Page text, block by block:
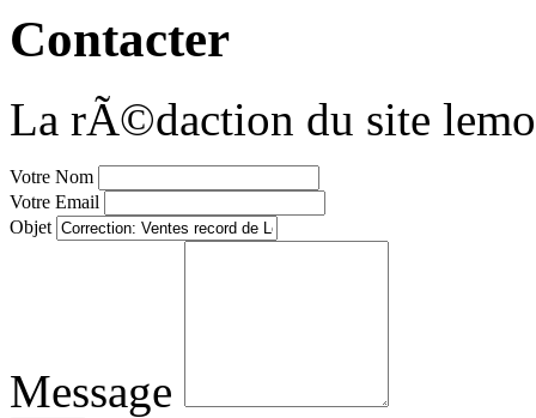
Contacter
La rÃ©daction du site
Votre Nom
Votre Email
Objet
Message